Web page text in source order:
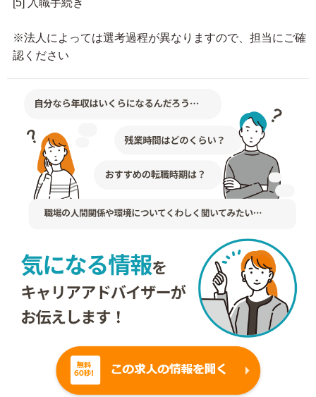
※法人によっては選考過程が異なりますので、担当にご確
認ください